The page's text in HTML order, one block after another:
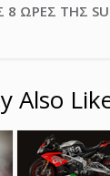
8 ΏΡΕΣ ΤΗΣ
Also